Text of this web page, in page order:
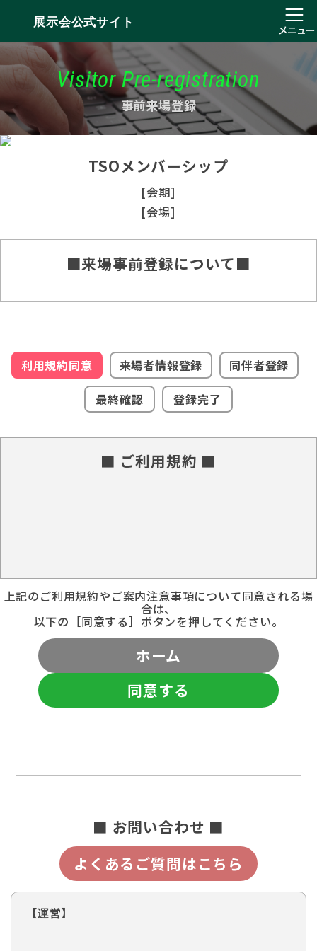
展示会公式サイト
メニュー
Visitor Pre-registration
事前来場登録
TSOメンバーシップ
[会期]
[会場]
■来場事前登録について■
利用規約同意 来場者情報登録
同伴者登録
最終確認
登録完了
■ ご利用規約 ■
上記のご利用規約やご案内注意事項について同意される場
合は、
以下の［同意する］ボタンを押してください。
ホーム
同意する
■ お問い合わせ ■
よくあるご質問はこちら
【運営】